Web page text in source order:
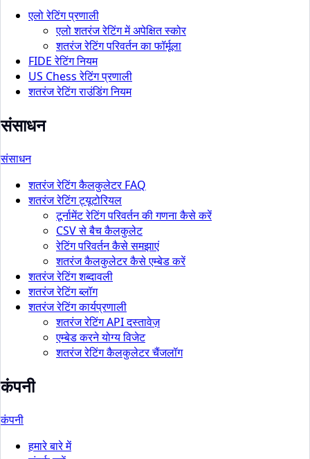
एलो रेटिंग प्रणाली
एलो शतरंज रेटिंग में अपेक्षित स्कोर
शतरंज रेटिंग परिवर्तन का फॉर्मूला
FIDE रेटिंग नियम
US Chess रेटिंग प्रणाली
शतरंज रेटिंग राउंडिंग नियम
संसाधन
संसाधन
शतरंज रेटिंग कैलकुलेटर FAQ
शतरंज रेटिंग ट्यूटोरियल
टूर्नामेंट रेटिंग परिवर्तन की गणना कैसे करें
CSV से बैच कैलकुलेट
रेटिंग परिवर्तन कैसे समझाएं
शतरंज कैलकुलेटर कैसे एम्बेड करें
शतरंज रेटिंग शब्दावली
शतरंज रेटिंग ब्लॉग
शतरंज रेटिंग कार्यप्रणाली
शतरंज रेटिंग API दस्तावेज़
एम्बेड करने योग्य विजेट
शतरंज रेटिंग कैलकुलेटर चैंजलॉग
कंपनी
कंपनी
हमारे बारे में